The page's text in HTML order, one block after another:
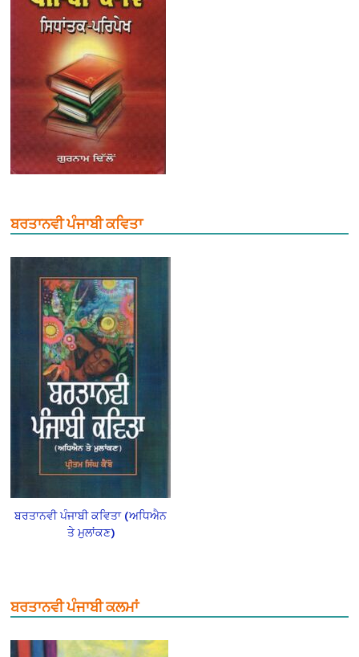
ਬਰਤਾਨਵੀ ਪੰਜਾਬੀ ਕਵਿਤਾ
ਬਰਤਾਨਵੀ ਪੰਜਾਬੀ ਕਵਿਤਾ (ਅਧਿਐਨ
ਤੇ ਮੁਲਾਂਕਣ)
ਬਰਤਾਨਵੀ ਪੰਜਾਬੀ ਕਲਮਾਂ